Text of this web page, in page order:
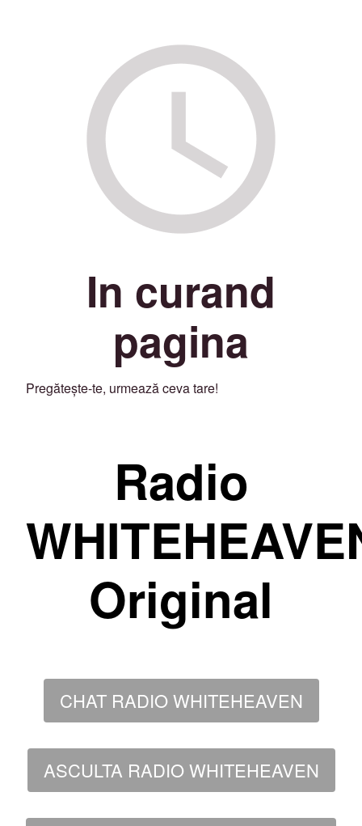
In curand
pagina
Pregătește-te, urmează ceva tare!
Radio
Original
CHAT RADIO WHITEHEAVEN
ASCULTA RADIO WHITEHEAVEN